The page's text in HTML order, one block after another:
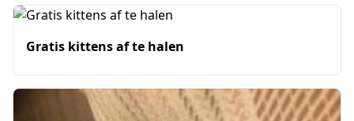
Gratis kittens af te halen